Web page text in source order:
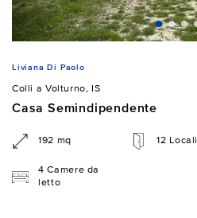
Liviana Di Paolo
Colli a Volturno, IS
Casa Semindipendente
192 mq 12 Locali
4 Camere da
letto